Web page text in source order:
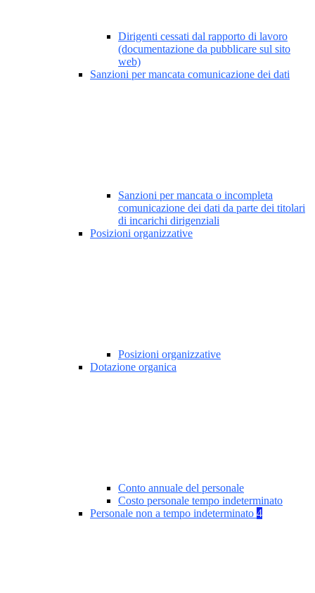
Dirigenti cessati dal rapporto di lavoro
(documentazione da pubblicare sul sito
web)
Sanzioni per mancata comunicazione dei dati
Sanzioni per mancata o incompleta
comunicazione dei dati da parte dei titolari
di incarichi dirigenziali
Posizioni organizzative
Posizioni organizzative
Dotazione organica
Conto annuale del personale
Costo personale tempo indeterminato
Personale non a tempo indeterminato 4